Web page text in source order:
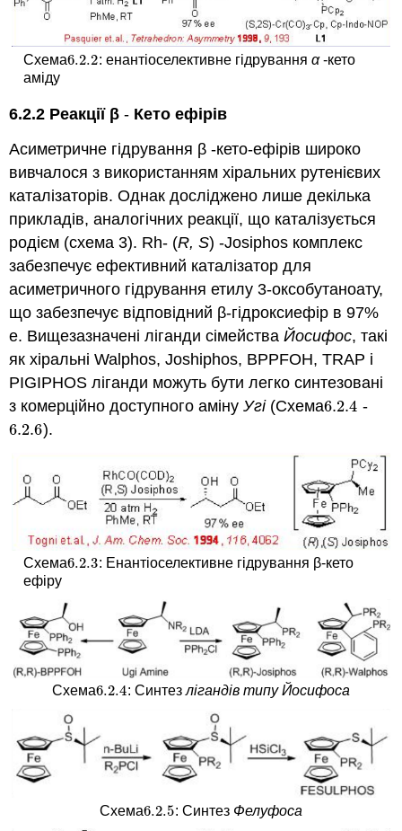
Схема6.2.2
6.2.2: енантіоселективне гідрування α-кето
аміду
6.2.2 Реакції β - Кето ефірів
Асиметричне гідрування β -кето-ефірів широко
вивчалося з використанням хіральних рутенієвих
каталізаторів. Однак досліджено лише декілька
прикладів, аналогічних реакції, що каталізується
родієм (схема 3). Rh- (R, S) -Josiphos комплекс
забезпечує ефективний каталізатор для
асиметричного гідрування етилу 3-оксобутаноату,
що забезпечує відповідний β-гідроксиефір в 97%
е. Вищезазначені ліганди сімействаЙосифос, такі
як хіральні Walphos, Joshiphos, BPPFOH, TRAP і
PIGIPHOS ліганди можуть бути легко синтезовані
з комерційно доступного амінуУгі(Схема6.2.4
6.2.4 -
6.2.6
6.2.6).
Схема6.2.3
6.2.3: Енантіоселективне гідрування β-кето
ефіру
Схема6.2.4
6.2.4: Синтезлігандів типу Йосифоса
Схема6.2.5
6.2.5: Синтез Фелуфоса